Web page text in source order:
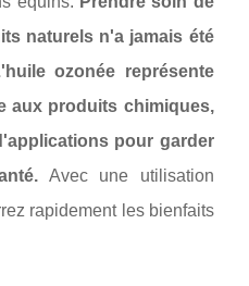
naturels n'a jamais été
ozonée représente
aux produits chimiques,
pour garder
Avec une utilisation
rapidement les bienfaits